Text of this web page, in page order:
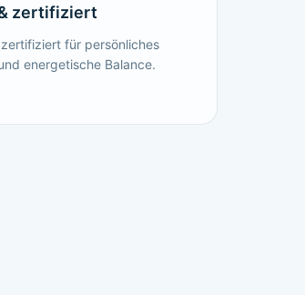
zertifiziert
für persönliches
energetische Balance.